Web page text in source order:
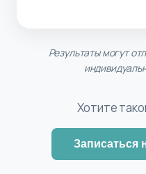
Результаты могут
Хотите
Записаться